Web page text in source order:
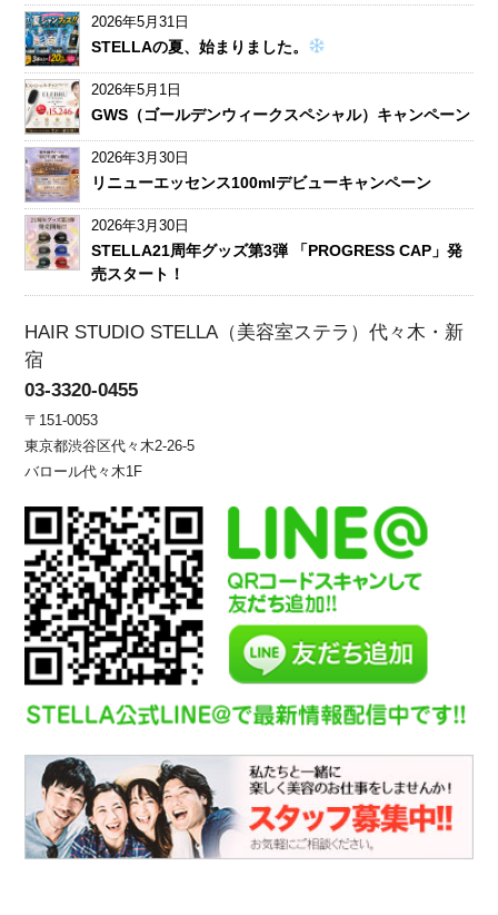
2026年5月31日
STELLAの夏、始まりました。
2026年5月1日
GWS（ゴールデンウィークスペシャル）キャンペーン
2026年3月30日
リニューエッセンス100mlデビューキャンペーン
2026年3月30日
STELLA21周年グッズ第3弾 「PROGRESS CAP」発
売スタート！
HAIR STUDIO STELLA（美容室ステラ）代々木・新
宿
03-3320-0455
〒151-0053
東京都渋谷区代々木2-26-5
バロール代々木1F